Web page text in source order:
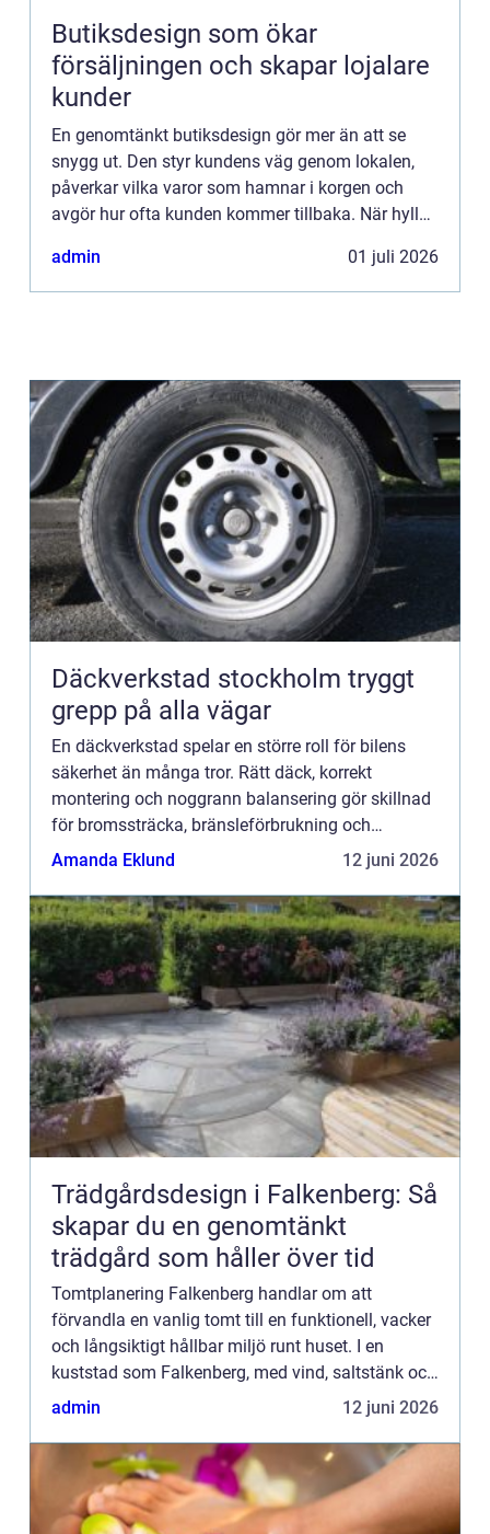
Butiksdesign som ökar
försäljningen och skapar lojalare
kunder
En genomtänkt butiksdesign gör mer än att se
snygg ut. Den styr kundens väg genom lokalen,
påverkar vilka varor som hamnar i korgen och
avgör hur ofta kunden kommer tillbaka. När hyllor,
butiken både m...
admin 01 juli 2026
Däckverkstad stockholm tryggt
grepp på alla vägar
En däckverkstad spelar en större roll för bilens
säkerhet än många tror. Rätt däck, korrekt
montering och noggrann balansering gör skillnad
för bromssträcka, bränsleförbrukning och
körkomfort. I en stad som Stockholm, med
Amanda Eklund 12 juni 2026
Trädgårdsdesign i Falkenberg: Så
skapar du en genomtänkt
trädgård som håller över tid
Tomtplanering Falkenberg handlar om att
förvandla en vanlig tomt till en funktionell, vacker
och långsiktigt hållbar miljö runt huset. I en
kuststad som Falkenberg, med vind, saltstänk och
varierande jordar, blir planeringe...
admin 12 juni 2026